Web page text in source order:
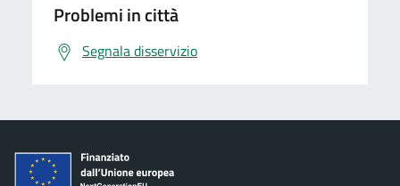
Problemi in città
Segnala disservizio